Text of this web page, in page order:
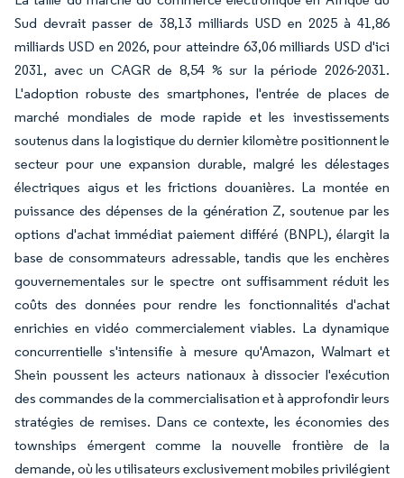
Sud devrait passer de 38,13 milliards USD en 2025 à 41,86
milliards USD en 2026, pour atteindre 63,06 milliards USD d'ici
2031, avec un CAGR de 8,54 % sur la période 2026-2031.
L'adoption robuste des smartphones, l'entrée de places de
marché mondiales de mode rapide et les investissements
soutenus dans la logistique du dernier kilomètre positionnent le
secteur pour une expansion durable, malgré les délestages
électriques aigus et les frictions douanières. La montée en
puissance des dépenses de la génération Z, soutenue par les
options d'achat immédiat paiement différé (BNPL), élargit la
base de consommateurs adressable, tandis que les enchères
gouvernementales sur le spectre ont suffisamment réduit les
coûts des données pour rendre les fonctionnalités d'achat
enrichies en vidéo commercialement viables. La dynamique
concurrentielle s'intensifie à mesure qu'Amazon, Walmart et
Shein poussent les acteurs nationaux à dissocier l'exécution
des commandes de la commercialisation et à approfondir leurs
stratégies de remises. Dans ce contexte, les économies des
townships émergent comme la nouvelle frontière de la
demande, où les utilisateurs exclusivement mobiles privilégient